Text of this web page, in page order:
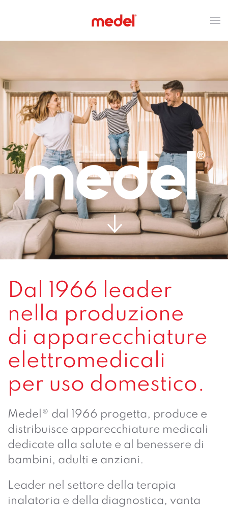
Dal 1966 leader
nella produzione
di apparecchiature
elettromedicali
per uso domestico.
Medel® dal 1966 progetta, produce e
distribuisce apparecchiature medicali
dedicate alla salute e al benessere di
bambini, adulti e anziani.
Leader nel settore della terapia
inalatoria e della diagnostica, vanta